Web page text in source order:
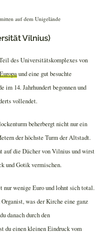
auf dem Unigelände
Vilnius)
des Universitätskomplexes von
Europaund eine gut besuchte
14. Jahrhundert begonnen und
vollendet.
beherbergt nicht nur ein
der höchste Turm der Altstadt.
auf die Dächer von Vilnius und wirst
und Gotik vermischen.
wenige Euro und lohnt sich total.
was der Kirche eine ganz
danach durch den
du einen kleinen Eindruck vom